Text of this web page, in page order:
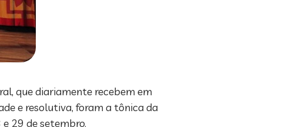
que diariamente recebem em
e resolutiva, foram a tônica da
29 de setembro.